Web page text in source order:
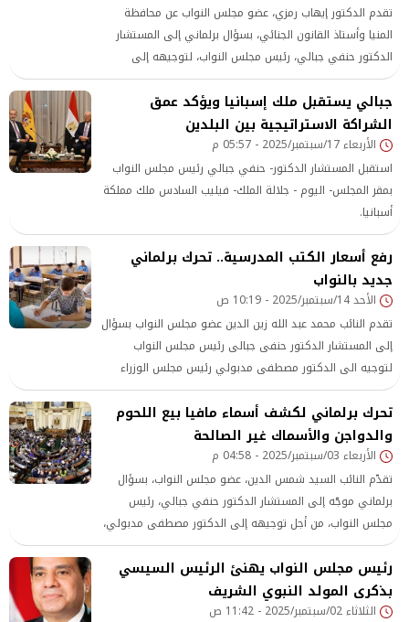
تقدم الدكتور إيهاب رمزي، عضو مجلس النواب عن محافظة
المنيا وأستاذ القانون الجنائي، بسؤال برلماني إلى المستشار
الدكتور حنفي جبالي، رئيس مجلس النواب، لتوجيهه إلى
الدكتور مصطفى مدبولي، رئيس مجلس الوزراء، والدكتور خالد
عبد الغفار، نائب رئيس الوزراء للتنمية البشرية ووزير الصحة
والسكان
جبالي يستقبل ملك إسبانيا ويؤكد عمق
الشراكة الاستراتيجية بين البلدين
الأربعاء 17/سبتمبر/2025 - 05:57 م
استقبل المستشار الدكتور- حنفي جبالي رئيس مجلس النواب
بمقر المجلس- اليوم - جلالة الملك- فيليب السادس ملك مملكة
أسبانيا.
رفع أسعار الكتب المدرسية.. تحرك برلماني
جديد بالنواب
الأحد 14/سبتمبر/2025 - 10:19 ص
تقدم النائب محمد عبد الله زين الدين عضو مجلس النواب بسؤال
إلى المستشار الدكتور حنفى جبالى رئيس مجلس النواب
لتوجيه الى الدكتور مصطفى مدبولي رئيس مجلس الوزراء
والسيد محمد عبد اللطيف وزير التربية والتعليم والتعليم الفني
أشار فيه إلى أن الساعات الأخيرة شهدت حالة من الغضب
والاستياء الشديد بين أولياء أمور طلاب المدارس الرسمية
للغات (التجريبية)
تحرك برلماني لكشف أسماء مافيا بيع اللحوم
والدواجن والأسماك غير الصالحة
الأربعاء 03/سبتمبر/2025 - 04:58 م
تقدّم النائب السيد شمس الدين، عضو مجلس النواب، بسؤال
برلماني موجّه إلى المستشار الدكتور حنفي جبالي، رئيس
مجلس النواب، من أجل توجيهه إلى الدكتور مصطفى مدبولي،
رئيس مجلس الوزراء، والدكتور خالد عبد الغفار نائب رئيس الوزراء
للتنمية البشرية ووزير الصحة والسكان،
رئيس مجلس النواب يهنئ الرئيس السيسي
بذكرى المولد النبوي الشريف
الثلاثاء 02/سبتمبر/2025 - 11:42 ص